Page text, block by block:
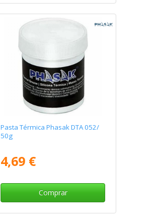
Pasta Térmica Phasak DTA 052/
50g
4,69 €
Comprar